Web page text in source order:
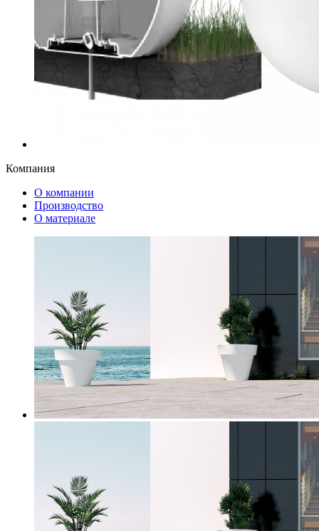
Компания
О компании
Производство
О материале